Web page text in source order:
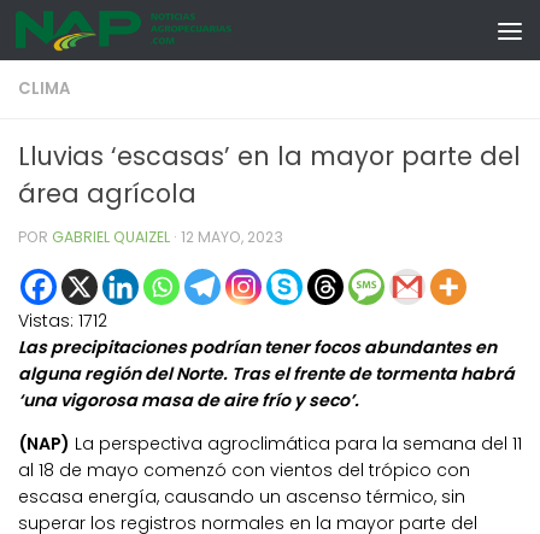
Skip to content
CLIMA
Lluvias ‘escasas’ en la mayor parte del
área agrícola
POR GABRIEL QUAIZEL · 12 MAYO, 2023
Vistas: 1712
Las precipitaciones podrían tener focos abundantes en
alguna región del Norte. Tras el frente de tormenta habrá
‘una vigorosa masa de aire frío y seco’.
(NAP) La perspectiva agroclimática para la semana del 11
al 18 de mayo comenzó con vientos del trópico con
escasa energía, causando un ascenso térmico, sin
superar los registros normales en la mayor parte del